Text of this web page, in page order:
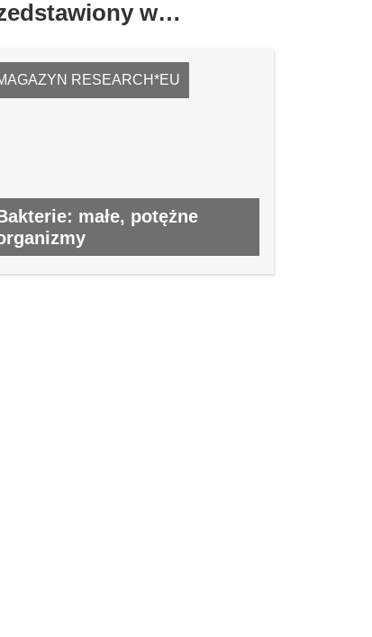
w…
RESEARCH*EU
małe, potężne
35, WRZESIEŃ 2014